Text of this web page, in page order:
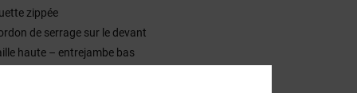
zippée
de serrage sur le devant
haute – entrejambe bas